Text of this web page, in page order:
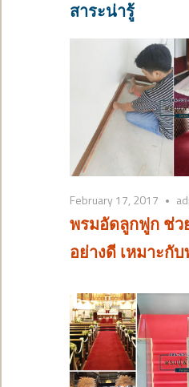
สาระน่ารู้
February 17, 2017
พรมอัดลูกฟูก ช่ว
อย่างดี เหมาะกั